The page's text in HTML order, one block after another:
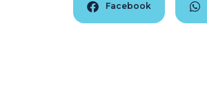
Facebook